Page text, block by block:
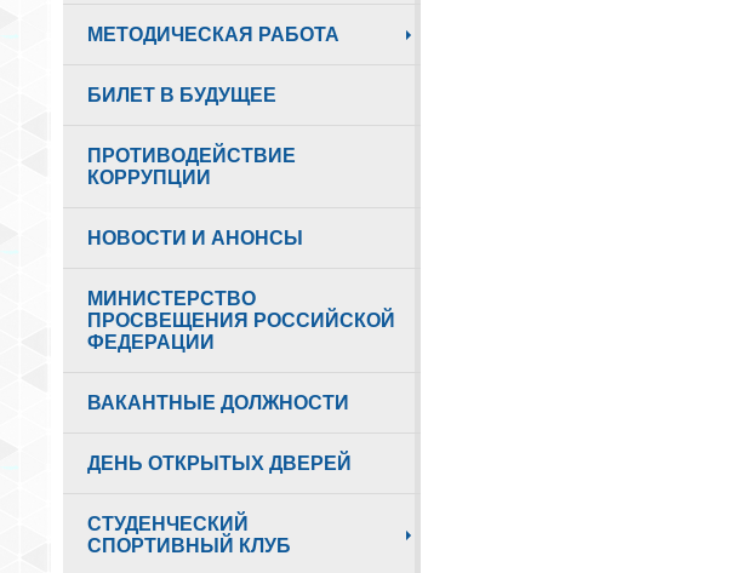
МЕТОДИЧЕСКАЯ РАБОТА
БИЛЕТ В БУДУЩЕЕ
ПРОТИВОДЕЙСТВИЕ
КОРРУПЦИИ
НОВОСТИ И АНОНСЫ
МИНИСТЕРСТВО
ПРОСВЕЩЕНИЯ РОССИЙСКОЙ
ФЕДЕРАЦИИ
ВАКАНТНЫЕ ДОЛЖНОСТИ
ДЕНЬ ОТКРЫТЫХ ДВЕРЕЙ
СТУДЕНЧЕСКИЙ
СПОРТИВНЫЙ КЛУБ